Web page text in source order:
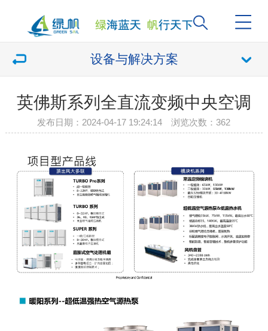
设备与解决方案
英佛斯系列全直流变频中央空调
发布日期：2024-04-17 19:24:14 浏览次数：362